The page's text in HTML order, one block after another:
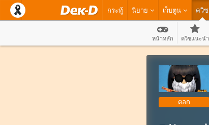
กระทู้ นิยาย เว็บตูน ควิซ
หน้าหลัก ควิซแนะนำ
ตลก